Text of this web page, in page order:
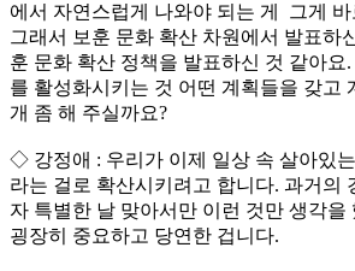
에서 자연스럽게 나와야 되는 게 그게
그래서 보훈 문화 확산 차원에서 발표하
훈 문화 확산 정책을 발표하신 것 같아요
를 활성화시키는 것 어떤 계획들을 갖고
개 좀 해 주실까요?
◇ 강정애 : 우리가 이제 일상 속 살아있는
라는 걸로 확산시키려고 합니다. 과거의
자 특별한 날 맞아서만 이런 것만 생각을
굉장히 중요하고 당연한 겁니다.